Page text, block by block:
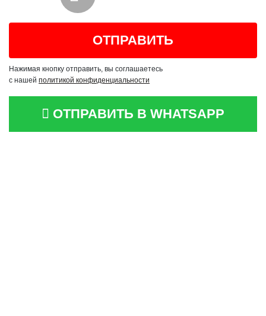
Нажимая кнопку отправить, вы соглашаетесь
с нашей политикой конфиденциальности
ОТПРАВИТЬ В WHATSAPP